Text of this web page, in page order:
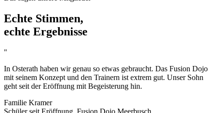
Echte Stimmen,
echte Ergebnisse
"
In Osterath haben wir genau so etwas gebraucht. Das Fusion Dojo
mit seinem Konzept und den Trainern ist extrem gut. Unser Sohn
geht seit der Eröffnung mit Begeisterung hin.
Familie Kramer
Schüler seit Eröffnung, Fusion Dojo Meerbusch